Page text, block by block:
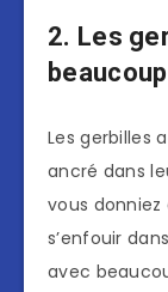
2. Les
Les gerbilles
ancré dans
vous
s’enfouir
avec